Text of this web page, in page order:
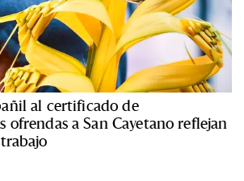
al certificado de
ofrendas a San Cayetano reflejan